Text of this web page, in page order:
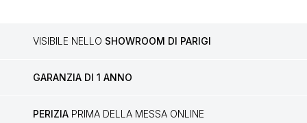
VISIBILE NELLO SHOWROOM DI PARIGI
GARANZIA DI 1 ANNO
PERIZIA PRIMA DELLA MESSA ONLINE